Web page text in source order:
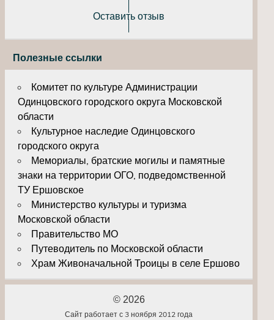
Оставить отзыв
Полезные ссылки
Комитет по культуре Администрации
Одинцовского городского округа Московской
области
Культурное наследие Одинцовского
городского округа
Мемориалы, братские могилы и памятные
знаки на территории ОГО, подведомственной
ТУ Ершовское
Министерство культуры и туризма
Московской области
Правительство МО
Путеводитель по Московской области
Храм Живоначальной Троицы в селе Ершово
© 2026
Сайт работает с 3 ноября 2012 года